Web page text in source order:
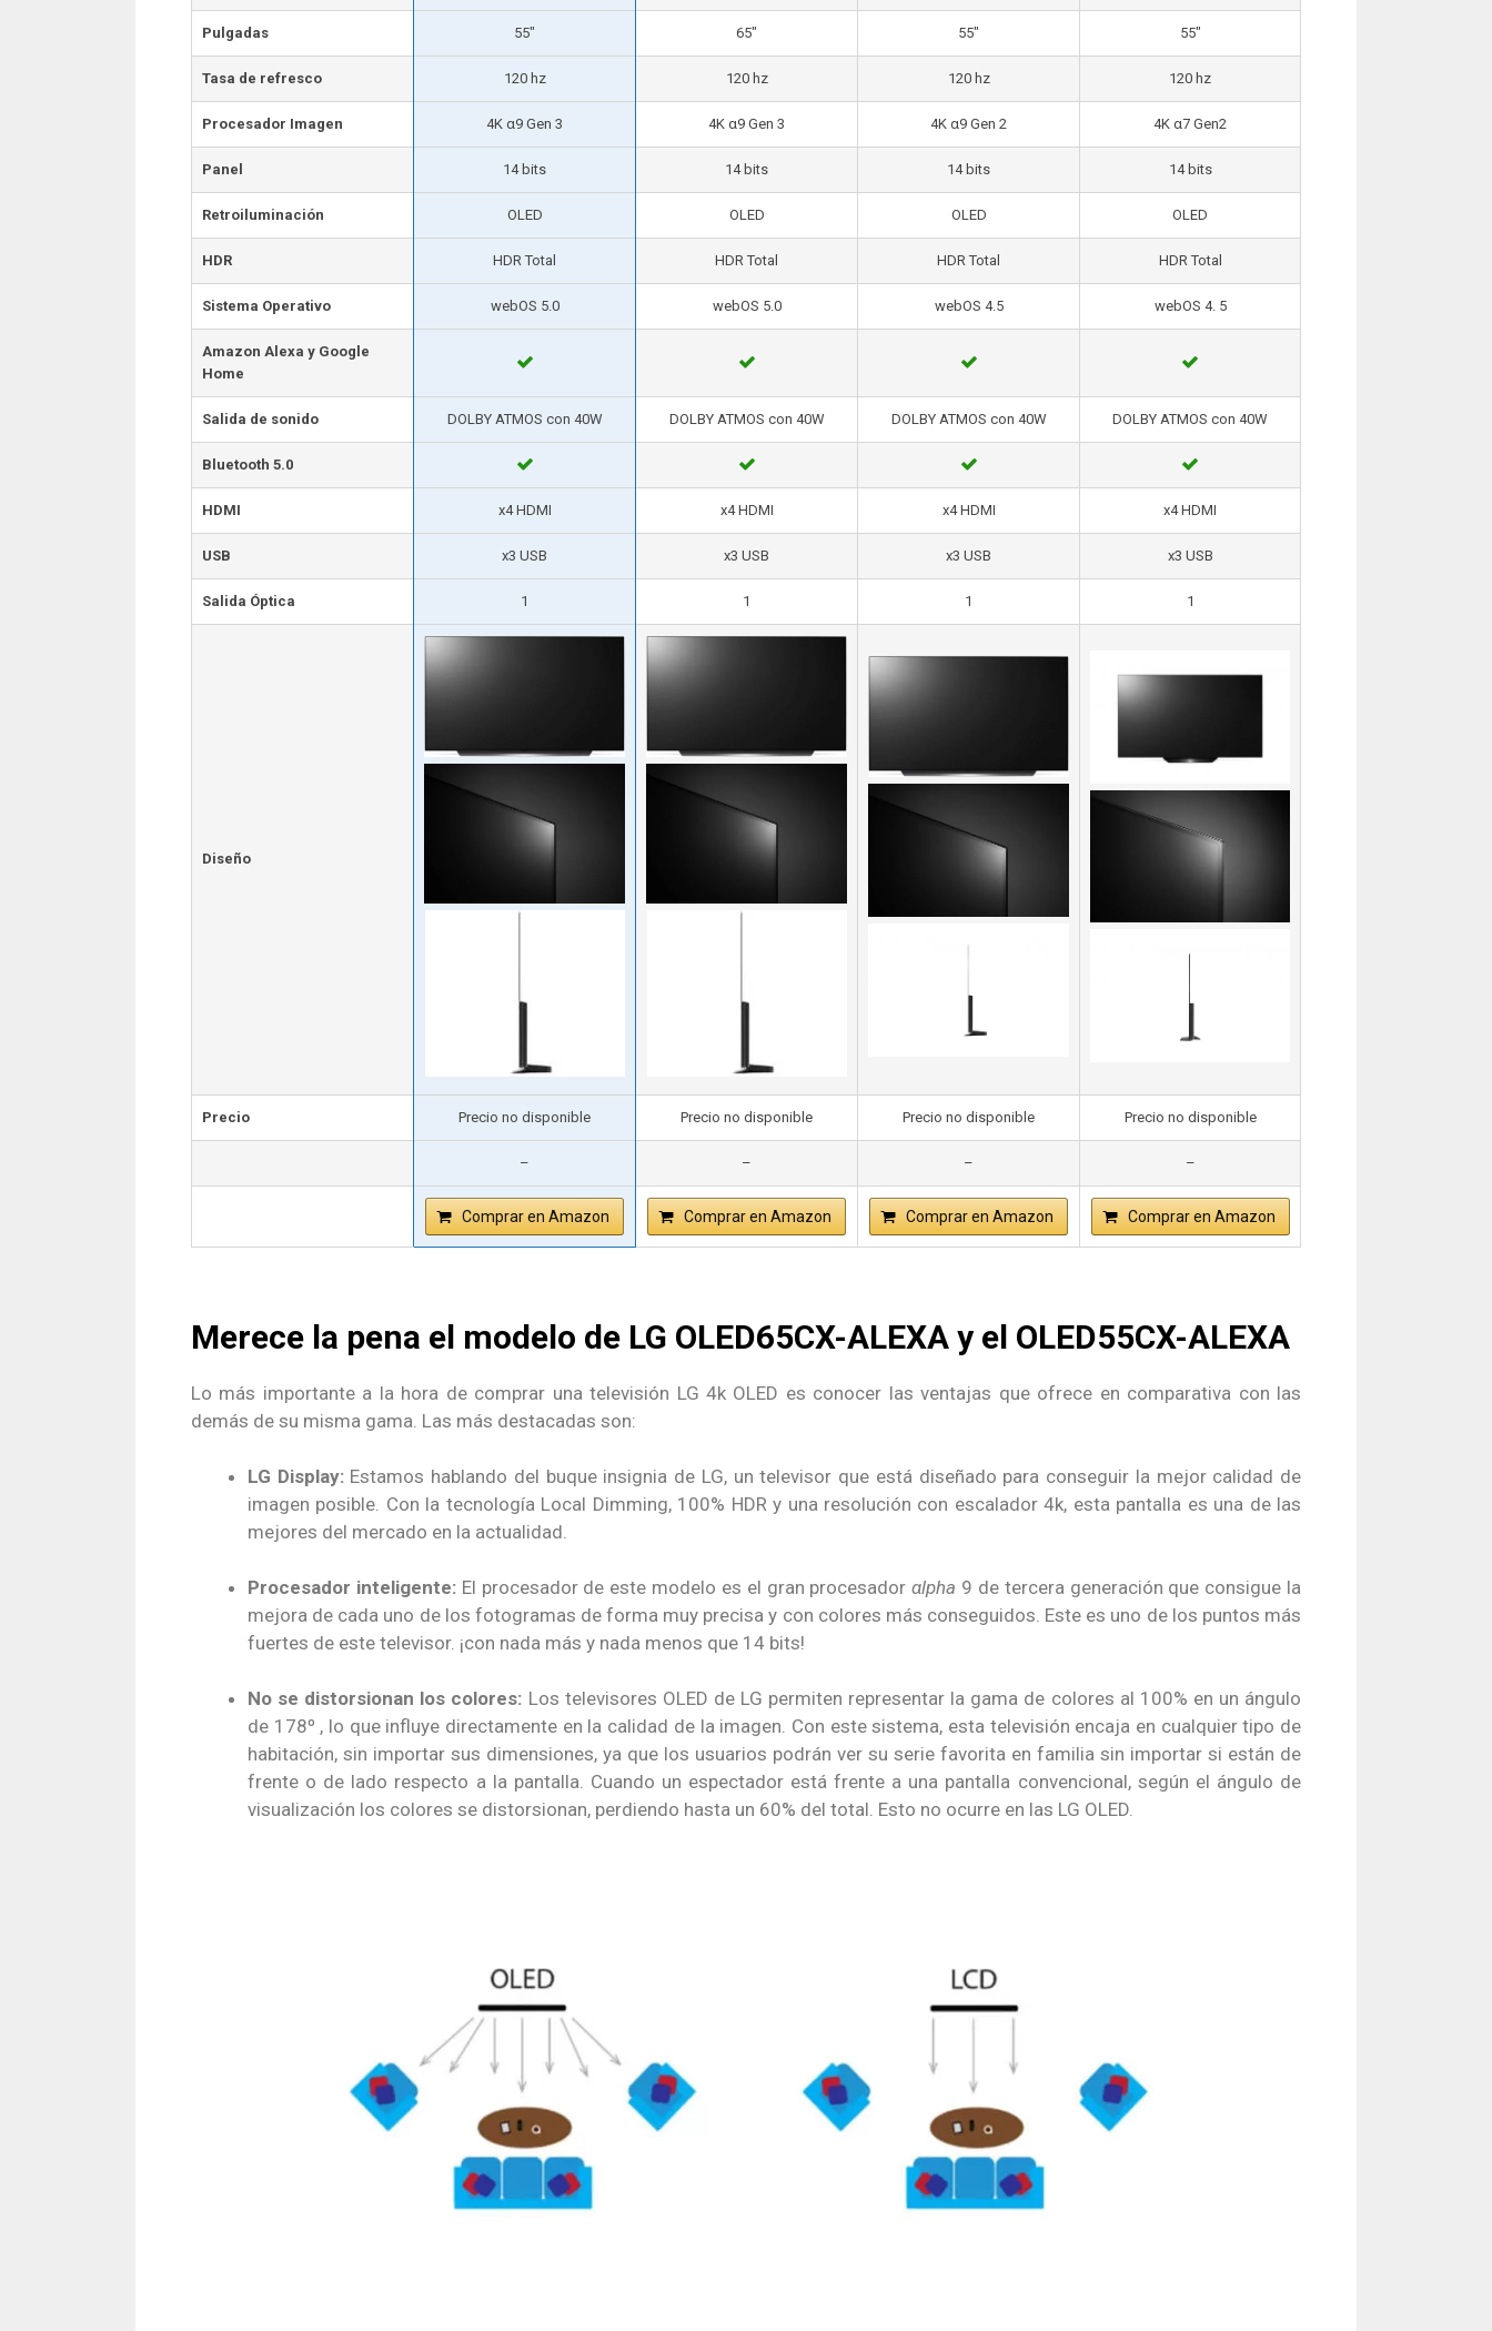
Pulgadas 55″ 65″ 55″ 55″
Tasa de refresco 120 hz 120 hz 120 hz 120 hz
Procesador Imagen 4K α9 Gen 3 4K α9 Gen 3 4K α9 Gen 2 4K α7 Gen2
Panel 14 bits 14 bits 14 bits 14 bits
Retroiluminación OLED OLED OLED OLED
HDR HDR Total HDR Total HDR Total HDR Total
Sistema Operativo webOS 5.0 webOS 5.0 webOS 4.5 webOS 4. 5
Amazon Alexa y Google
Home
Salida de sonido DOLBY ATMOS con 40W DOLBY ATMOS con 40W DOLBY ATMOS con 40W DOLBY ATMOS con 40W
Bluetooth 5.0
HDMI x4 HDMI x4 HDMI x4 HDMI x4 HDMI
USB x3 USB x3 USB x3 USB x3 USB
Salida Óptica 1 1 1 1
Diseño
Precio Precio no disponible Precio no disponible Precio no disponible Precio no disponible
– – – –
Comprar en Amazon Comprar en Amazon Comprar en Amazon Comprar en Amazon
Merece la pena el modelo de LG OLED65CX-ALEXA y el OLED55CX-ALEXA
Lo más importante a la hora de comprar una televisión LG 4k OLED es conocer las ventajas que ofrece en comparativa con las
demás de su misma gama. Las más destacadas son:
LG Display:Estamos hablando del buque insignia de LG, un televisor que está diseñado para conseguir la mejor calidad de
imagen posible. Con la tecnología Local Dimming, 100% HDR y una resolución con escalador 4k, esta pantalla es una de las
mejores del mercado en la actualidad.
Procesador inteligente: El procesador de este modelo es el gran procesadorαlpha 9 de tercera generación que consigue la
mejora de cada uno de los fotogramas de forma muy precisa y con colores más conseguidos. Este es uno de los puntos más
fuertes de este televisor. ¡con nada más y nada menos que 14 bits!
No se distorsionan los colores: Los televisores OLED de LG permiten representar la gama de colores al 100% en un ángulo
de 178º , lo que influye directamente en la calidad de la imagen. Con este sistema, esta televisión encaja en cualquier tipo de
habitación, sin importar sus dimensiones, ya que los usuarios podrán ver su serie favorita en familia sin importar si están de
frente o de lado respecto a la pantalla. Cuando un espectador está frente a una pantalla convencional, según el ángulo de
visualización los colores se distorsionan, perdiendo hasta un 60% del total. Esto no ocurre en las LG OLED.